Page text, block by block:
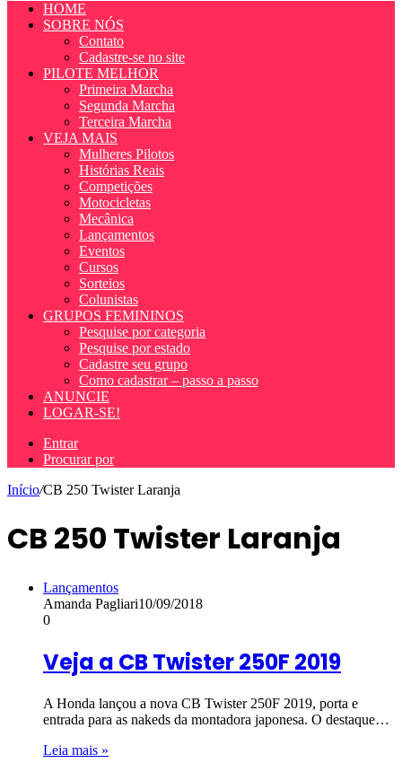
HOME
SOBRE NÓS
Contato
Cadastre-se no site
PILOTE MELHOR
Primeira Marcha
Segunda Marcha
Terceira Marcha
VEJA MAIS
Mulheres Pilotos
Histórias Reais
Competições
Motocicletas
Mecânica
Lançamentos
Eventos
Cursos
Sorteios
Colunistas
GRUPOS FEMININOS
Pesquise por categoria
Pesquise por estado
Cadastre seu grupo
Como cadastrar – passo a passo
ANUNCIE
LOGAR-SE!
Entrar
Procurar por
Início/CB 250 Twister Laranja
CB 250 Twister Laranja
Lançamentos
Amanda Pagliari10/09/2018
0
Veja a CB Twister 250F 2019
A Honda lançou a nova CB Twister 250F 2019, porta e
entrada para as nakeds da montadora japonesa. O destaque…
Leia mais »